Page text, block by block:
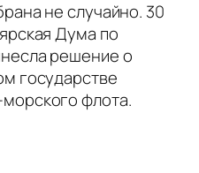
не случайно. 30
Дума по
решение о
государстве
флота.